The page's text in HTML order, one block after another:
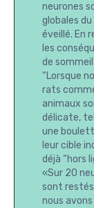
neurones
globales
éveillé. En
les
de
“Lorsque
rats
animaux
délicate,
une
leur cible
déjà “hors
«Sur 20
sont
nous